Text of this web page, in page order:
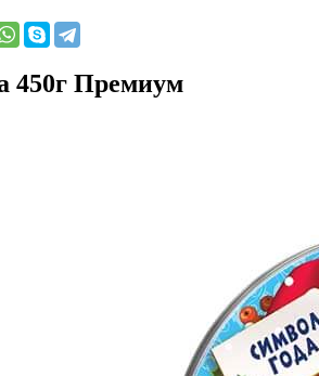
450г Премиум